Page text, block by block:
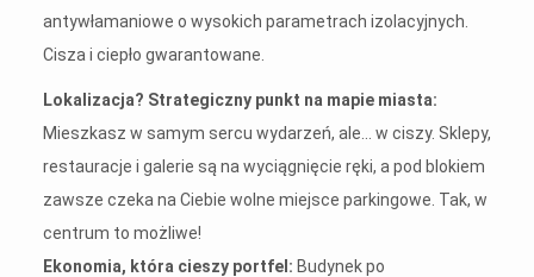
antywłamaniowe o wysokich parametrach izolacyjnych.
Cisza i ciepło gwarantowane.
Lokalizacja? Strategiczny punkt na mapie miasta:
Mieszkasz w samym sercu wydarzeń, ale... w ciszy. Sklepy,
restauracje i galerie są na wyciągnięcie ręki, a pod blokiem
zawsze czeka na Ciebie wolne miejsce parkingowe. Tak, w
centrum to możliwe!
Ekonomia, która cieszy portfel: Budynek po